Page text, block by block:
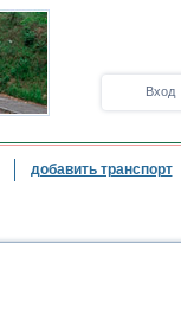
Вход
добавить транспорт